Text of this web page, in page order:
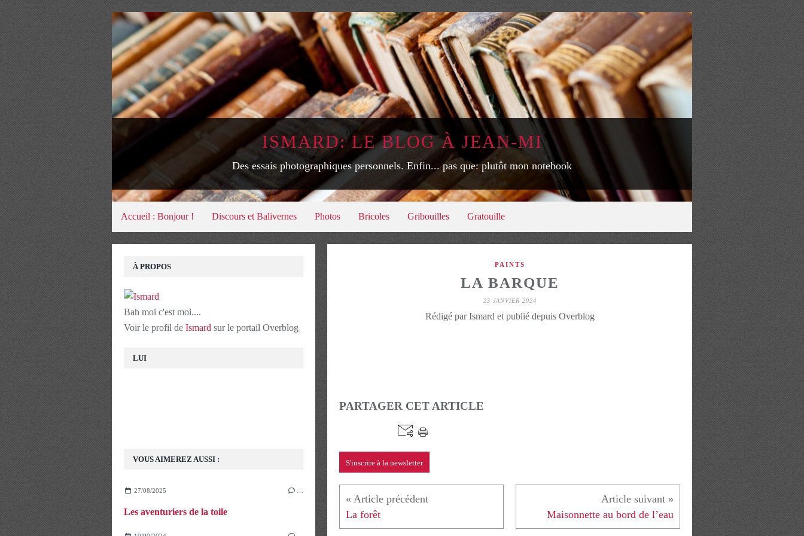
ISMARD: LE BLOG À JEAN-MI
Des essais photographiques personnels. Enfin... pas que: plutôt mon notebook
Accueil : Bonjour ! Discours et Balivernes Photos Bricoles Gribouilles Gratouille
PAINTS
LA BARQUE
23 JANVIER 2024
Rédigé par Ismard et publié depuis Overblog
PARTAGER CET ARTICLE
S'inscrire à la newsletter
La forêt Maisonnette au bord de l’eau
À PROPOS
Bah moi c'est moi....
Voir le profil de Ismard sur le portail Overblog
VOUS AIMEREZ AUSSI :
27/08/2025
Les aventuriers de la toile
LUI